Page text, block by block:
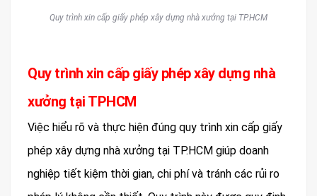
Quy trình xin cấp giấy phép xây dựng nhà xưởng tại TP.HCM
Quy trình xin cấp giấy phép xây dựng nhà
xưởng tại TPHCM
Việc hiểu rõ và thực hiện đúng quy trình xin cấp giấy
phép xây dựng nhà xưởng tại TP.HCM giúp doanh
nghiệp tiết kiệm thời gian, chi phí và tránh các rủi ro